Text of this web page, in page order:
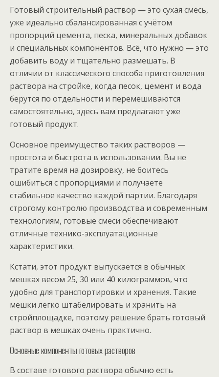
Готовый строительный раствор — это сухая смесь,
уже идеально сбалансированная с учётом
пропорций цемента, песка, минеральных добавок
и специальных компонентов. Всё, что нужно — это
добавить воду и тщательно размешать. В
отличии от классического способа приготовления
раствора на стройке, когда песок, цемент и вода
берутся по отдельности и перемешиваются
самостоятельно, здесь вам предлагают уже
готовый продукт.
Основное преимущество таких растворов —
простота и быстрота в использовании. Вы не
тратите время на дозировку, не боитесь
ошибиться с пропорциями и получаете
стабильное качество каждой партии. Благодаря
строгому контролю производства и современным
технологиям, готовые смеси обеспечивают
отличные технико-эксплуатационные
характеристики.
Кстати, этот продукт выпускается в обычных
мешках весом 25, 30 или 40 килограммов, что
удобно для транспортировки и хранения. Такие
мешки легко штабелировать и хранить на
стройплощадке, поэтому решение брать готовый
раствор в мешках очень практично.
Основные компоненты готовых растворов
В составе готового раствора обычно есть